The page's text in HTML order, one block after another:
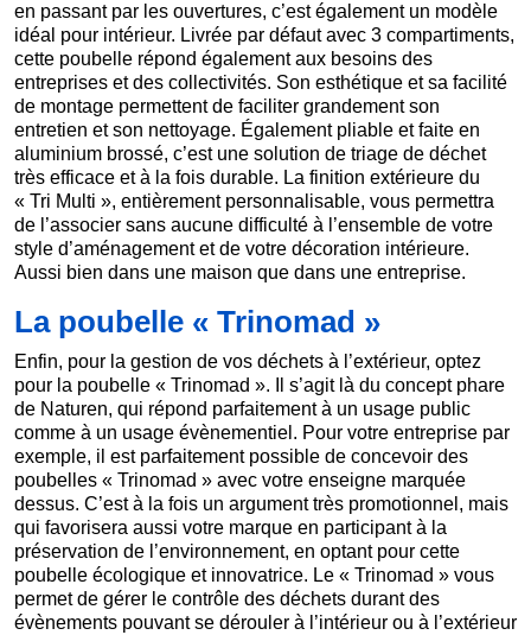
en passant par les ouvertures, c’est également un modèle
idéal pour intérieur. Livrée par défaut avec 3 compartiments,
cette poubelle répond également aux besoins des
entreprises et des collectivités. Son esthétique et sa facilité
de montage permettent de faciliter grandement son
entretien et son nettoyage. Également pliable et faite en
aluminium brossé, c’est une solution de triage de déchet
très efficace et à la fois durable. La finition extérieure du
« Tri Multi », entièrement personnalisable, vous permettra
de l’associer sans aucune difficulté à l’ensemble de votre
style d’aménagement et de votre décoration intérieure.
Aussi bien dans une maison que dans une entreprise.
La poubelle « Trinomad »
Enfin, pour la gestion de vos déchets à l’extérieur, optez
pour la poubelle « Trinomad ». Il s’agit là du concept phare
de Naturen, qui répond parfaitement à un usage public
comme à un usage évènementiel. Pour votre entreprise par
exemple, il est parfaitement possible de concevoir des
poubelles « Trinomad » avec votre enseigne marquée
dessus. C’est à la fois un argument très promotionnel, mais
qui favorisera aussi votre marque en participant à la
préservation de l’environnement, en optant pour cette
poubelle écologique et innovatrice. Le « Trinomad » vous
permet de gérer le contrôle des déchets durant des
évènements pouvant se dérouler à l’intérieur ou à l’extérieur